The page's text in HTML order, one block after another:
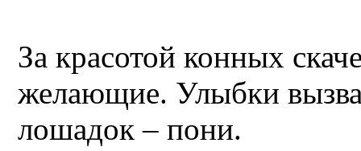
За красотой конных
желающие. Улыбки
лошадок – пони.